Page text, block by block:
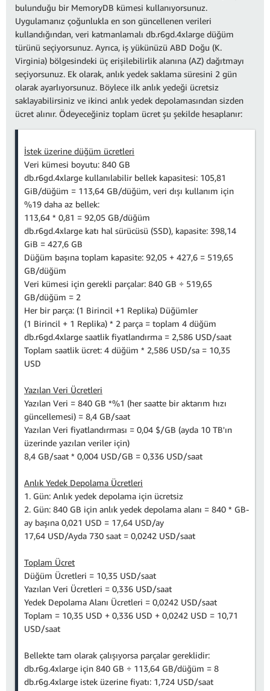
bulunduğu bir MemoryDB kümesi kullanıyorsunuz.
Uygulamanız çoğunlukla en son güncellenen verileri
kullandığından, veri katmanlamalı db.r6gd.4xlarge düğüm
türünü seçiyorsunuz. Ayrıca, iş yükünüzü ABD Doğu (K.
Virginia) bölgesindeki üç erişilebilirlik alanına (AZ) dağıtmayı
seçiyorsunuz. Ek olarak, anlık yedek saklama süresini 2 gün
olarak ayarlıyorsunuz. Böylece ilk anlık yedeği ücretsiz
saklayabilirsiniz ve ikinci anlık yedek depolamasından sizden
ücret alınır. Ödeyeceğiniz toplam ücret şu şekilde hesaplanır:
İstek üzerine düğüm ücretleri
Veri kümesi boyutu: 840 GB
db.r6gd.4xlarge kullanılabilir bellek kapasitesi: 105,81
GiB/düğüm = 113,64 GB/düğüm, veri dışı kullanım için
%19 daha az bellek:
113,64 * 0,81 = 92,05 GB/düğüm
db.r6gd.4xlarge katı hal sürücüsü (SSD), kapasite: 398,14
GiB = 427,6 GB
Düğüm başına toplam kapasite: 92,05 + 427,6 = 519,65
GB/düğüm
Veri kümesi için gerekli parçalar: 840 GB ÷ 519,65
GB/düğüm = 2
Her bir parça: (1 Birincil +1 Replika) Düğümler
(1 Birincil + 1 Replika) * 2 parça = toplam 4 düğüm
db.r6gd.4xlarge saatlik fiyatlandırma = 2,586 USD/saat
Toplam saatlik ücret: 4 düğüm * 2,586 USD/sa = 10,35
USD
Yazılan Veri Ücretleri
Yazılan Veri = 840 GB *%1 (her saatte bir aktarım hızı
güncellemesi) = 8,4 GB/saat
Yazılan Veri fiyatlandırması = 0,04 $/GB (ayda 10 TB'ın
üzerinde yazılan veriler için)
8,4 GB/saat * 0,004 USD/GB = 0,336 USD/saat
Anlık Yedek Depolama Ücretleri
1. Gün: Anlık yedek depolama için ücretsiz
2. Gün: 840 GB için anlık yedek depolama alanı = 840 * GB-
ay başına 0,021 USD = 17,64 USD/ay
17,64 USD/Ayda 730 saat = 0,0242 USD/saat
Toplam Ücret
Düğüm Ücretleri = 10,35 USD/saat
Yazılan Veri Ücretleri = 0,336 USD/saat
Yedek Depolama Alanı Ücretleri = 0,0242 USD/saat
Toplam = 10,35 USD + 0,336 USD + 0,0242 USD = 10,71
USD/saat
Bellekte tam olarak çalışıyorsa parçalar gereklidir:
db.r6g.4xlarge için 840 GB ÷ 113,64 GB/düğüm = 8
db.r6g.4xlarge istek üzerine fiyatı: 1,724 USD/saat